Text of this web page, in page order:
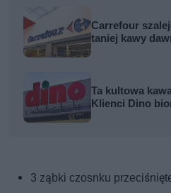
Carrefour
taniej kawy
Ta kultowa
Klienci Dino
3 ząbki czosnku